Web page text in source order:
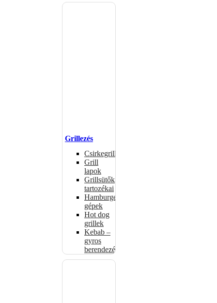
Grillezés
Csirkegrillek
Grill
lapok
Grillsütők
tartozékai
Hamburgerformázó
gépek
Hot dog
grillek
Kebab –
gyros
berendezés